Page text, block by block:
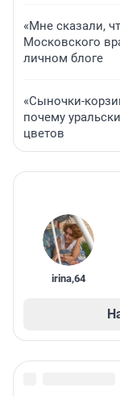
«Мне сказали,
Московского
личном блоге
«Сыночки-
почему
цветов
irina,64